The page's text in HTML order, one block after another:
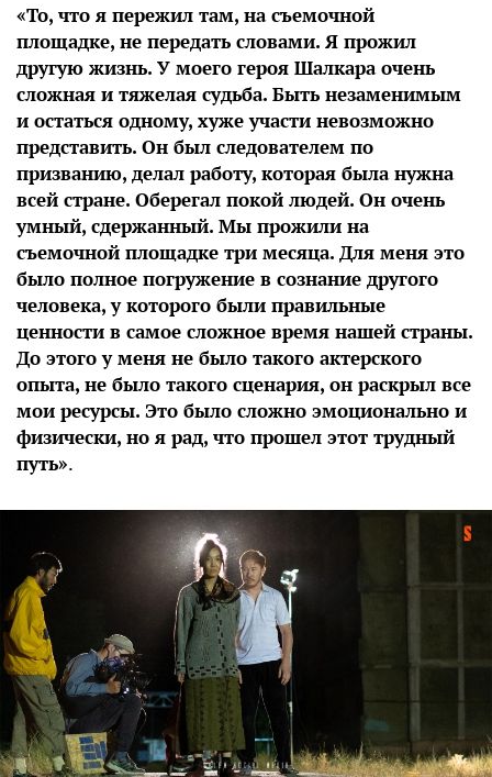
«То, что я пережил там, на съемочной
площадке, не передать словами. Я прожил
другую жизнь. У моего героя Шалкара очень
сложная и тяжелая судьба. Быть незаменимым
и остаться одному, хуже участи невозможно
представить. Он был следователем по
призванию, делал работу, которая была нужна
всей стране. Оберегал покой людей. Он очень
умный, сдержанный. Мы прожили на
съемочной площадке три месяца. Для меня это
было полное погружение в сознание другого
человека, у которого были правильные
ценности в самое сложное время нашей страны.
До этого у меня не было такого актерского
опыта, не было такого сценария, он раскрыл все
мои ресурсы. Это было сложно эмоционально и
физически, но я рад, что прошел этот трудный
путь».